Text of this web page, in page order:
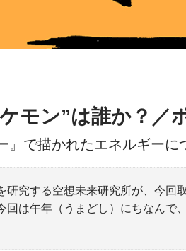
モン”は誰か？／
』で描かれたエネルギーに
研究する空想未来研究所が、今回
回は午年（うまどし）にちなんで